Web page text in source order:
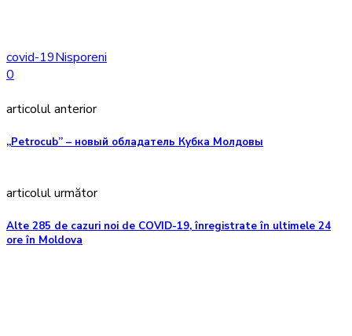
covid-19Nisporeni
0
articolul anterior
„Petrocub” – новый обладатель Кубка Молдовы
articolul următor
Alte 285 de cazuri noi de COVID-19, înregistrate în ultimele 24
ore în Moldova